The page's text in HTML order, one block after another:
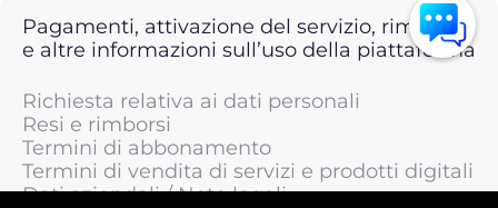
Pagamenti, attivazione del servizio, rimborsi
e altre informazioni sull’uso della piattaforma
Richiesta relativa ai dati personali
Resi e rimborsi
Termini di abbonamento
Termini di vendita di servizi e prodotti digitali
Dati aziendali / Note legali